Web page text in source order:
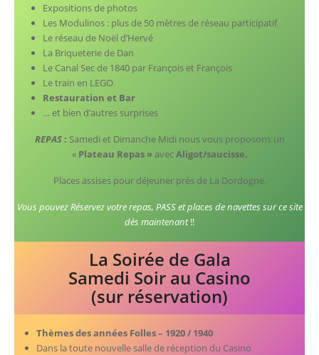
Expositions de photos
Les Modulinos : plus de 50 mètres de réseau participatif
Le réseau de Noël d’Hervé
La Briqueterie de Dan
Le Canal Sec de 1840 par François et François
Le train en LEGO
Restauration et Bar
… et bien d’autres surprises
REPAS: Samedi et Dimanche Midi nous vous proposons un
« Plateau Repas » avecAligot/saucisse.
Places assises pour déjeuner près de La Dordogne.
Vous pouvez Réservez votre repas, PASS et places de navettes sur ce site
dès maintenant!!
La Soirée de Gala
Samedi Soir au Casino
(sur réservation)
Thèmes des années Folles – 1920 / 1940
Dans la toute nouvelle salle de réception du Casino